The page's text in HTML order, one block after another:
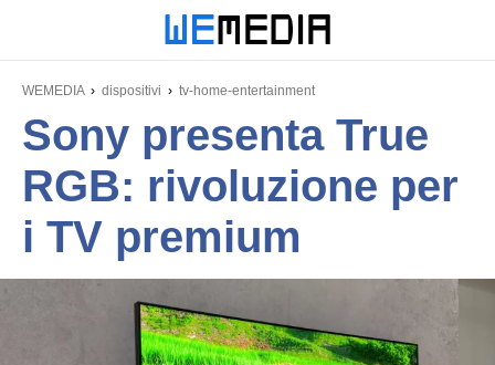
WEMEDIA dispositivi tv-home-entertainment
Sony presenta True
RGB: rivoluzione per
i TV premium